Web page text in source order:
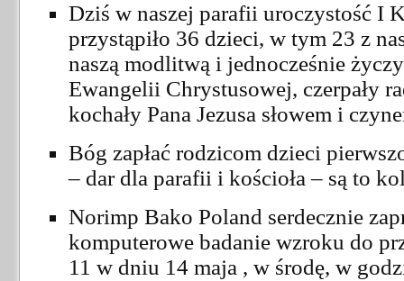
Dziś w naszej parafii uroczystość I
przystąpiło 36 dzieci, w tym 23 z
naszą modlitwą i jednocześnie
Ewangelii Chrystusowej, czerpały
kochały Pana Jezusa słowem i
Bóg zapłać rodzicom dzieci
– dar dla parafii i kościoła – są to
Norimp Bako Poland serdecznie
komputerowe badanie wzroku do
11 w dniu 14 maja , w środę, w